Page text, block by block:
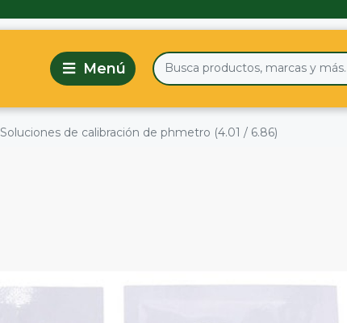
Soluciones de calibración de phmetro (4.01 / 6.86)